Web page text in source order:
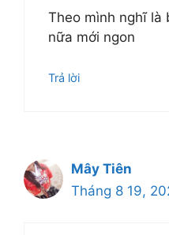
Theo mình nghĩ là
nữa mới ngon
Trả lời
Mây Tiên
Tháng 8 19,